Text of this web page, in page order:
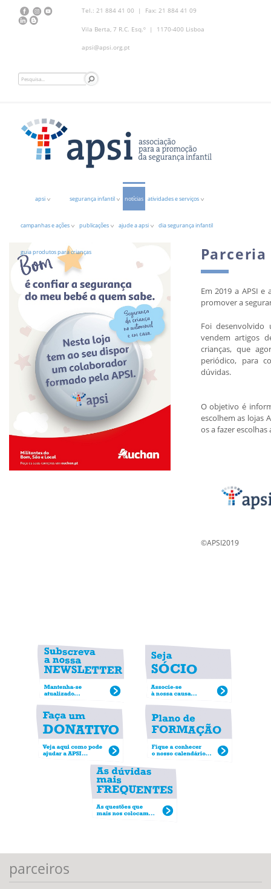
Tel.: 21 884 41 00 | Fax: 21 884 41 09
Vila Berta, 7 R.C. Esq.º | 1170-400 Lisboa
apsi@apsi.org.pt
apsi segurança infantil notícias atividades e serviços
campanhas e ações publicações ajude a apsi dia segurança infantil
guia produtos para crianças Parceria
Em 2019 a APSI
promover a
Foi desenvolvido
vendem artigos
crianças, que
periódico, para
dúvidas.
O objetivo é
escolhem as lojas
os a fazer
©APSI2019
parceiros